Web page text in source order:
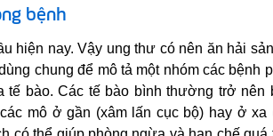
bệnh
hiện nay. Vậy ung thư có nên ăn hải
chung để mô tả một nhóm các bệnh
bào. Các tế bào bình thường trở nên
mô ở gần (xâm lấn cục bộ) hay ở xa